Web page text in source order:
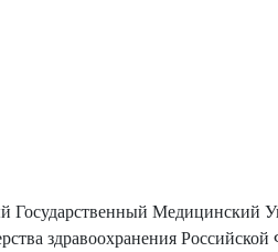
Государственный Медицинский
здравоохранения Российской